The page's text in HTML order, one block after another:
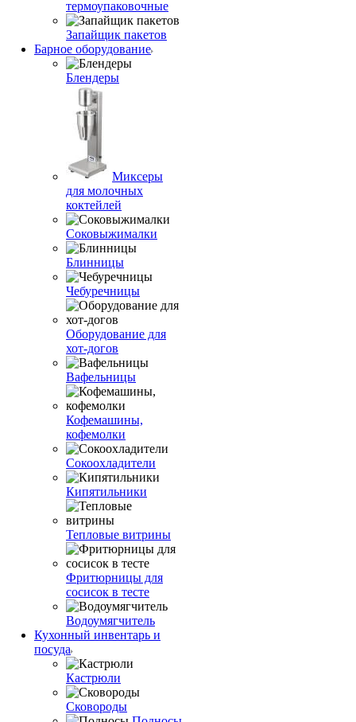
термоупаковочные
Запайщик пакетов
Барное оборудование
Блендеры
Миксеры
для молочных
коктейлей
Соковыжималки
Блинницы
Чебуречницы
Оборудование для
хот-догов
Вафельницы
Кофемашины,
кофемолки
Сокоохладители
Кипятильники
Тепловые витрины
Фритюрницы для
сосисок в тесте
Водоумягчитель
Кухонный инвентарь и
посуда
Кастрюли
Сковороды